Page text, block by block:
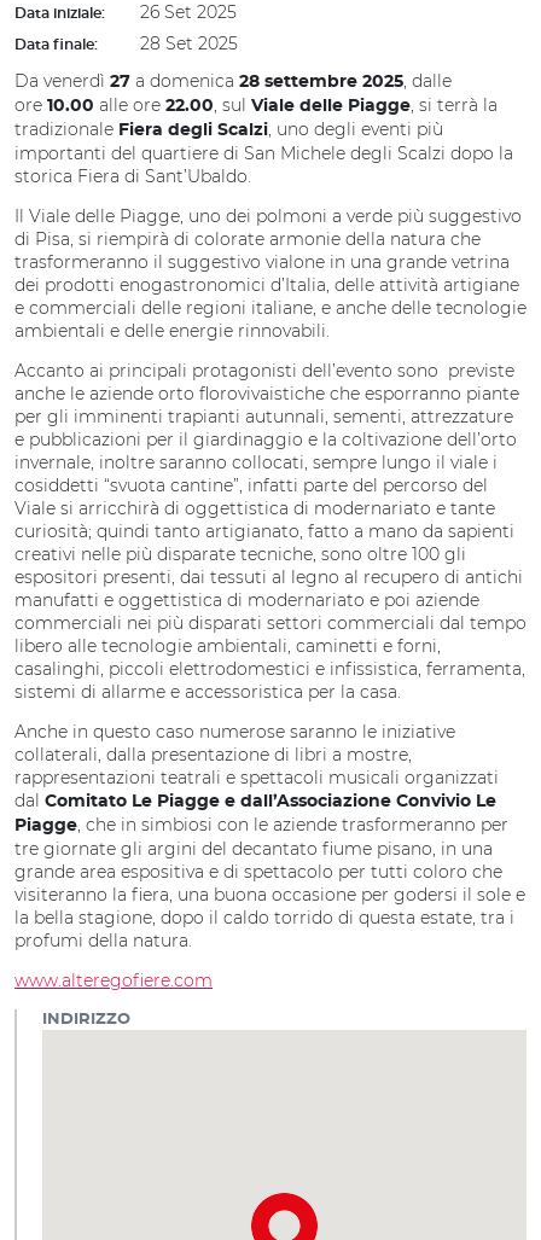
Data iniziale: 26 Set 2025
Data finale:
28 Set 2025
Da venerdì 27 a domenica 28 settembre 2025, dalle
ore 10.00 alle ore 22.00, sul Viale delle Piagge, si terrà la
tradizionale Fiera degli Scalzi, uno degli eventi più
importanti del quartiere di San Michele degli Scalzi dopo la
storica Fiera di Sant’Ubaldo.
Il Viale delle Piagge, uno dei polmoni a verde più suggestivo
di Pisa, si riempirà di colorate armonie della natura che
trasformeranno il suggestivo vialone in una grande vetrina
dei prodotti enogastronomici d’Italia, delle attività artigiane
e commerciali delle regioni italiane, e anche delle tecnologie
ambientali e delle energie rinnovabili.
Accanto ai principali protagonisti dell’evento sono previste
anche le aziende orto florovivaistiche che esporranno piante
per gli imminenti trapianti autunnali, sementi, attrezzature
e pubblicazioni per il giardinaggio e la coltivazione dell’orto
invernale, inoltre saranno collocati, sempre lungo il viale i
cosiddetti “svuota cantine”, infatti parte del percorso del
Viale si arricchirà di oggettistica di modernariato e tante
curiosità; quindi tanto artigianato, fatto a mano da sapienti
creativi nelle più disparate tecniche, sono oltre 100 gli
espositori presenti, dai tessuti al legno al recupero di antichi
manufatti e oggettistica di modernariato e poi aziende
commerciali nei più disparati settori commerciali dal tempo
libero alle tecnologie ambientali, caminetti e forni,
casalinghi, piccoli elettrodomestici e infissistica, ferramenta,
sistemi di allarme e accessoristica per la casa.
Anche in questo caso numerose saranno le iniziative
collaterali, dalla presentazione di libri a mostre,
rappresentazioni teatrali e spettacoli musicali organizzati
dal Comitato Le Piagge e dall’Associazione Convivio Le
Piagge, che in simbiosi con le aziende trasformeranno per
tre giornate gli argini del decantato fiume pisano, in una
grande area espositiva e di spettacolo per tutti coloro che
visiteranno la fiera, una buona occasione per godersi il sole e
la bella stagione, dopo il caldo torrido di questa estate, tra i
profumi della natura.
www.alteregofiere.com
INDIRIZZO